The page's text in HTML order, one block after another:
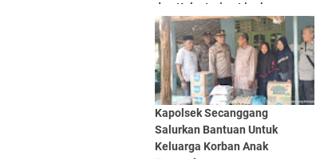
dan Kelestarian Lingkungan
Pesisir di Kelurahan Brandan
Timur
Kapolsek Secanggang
Salurkan Bantuan Untuk
Keluarga Korban Anak